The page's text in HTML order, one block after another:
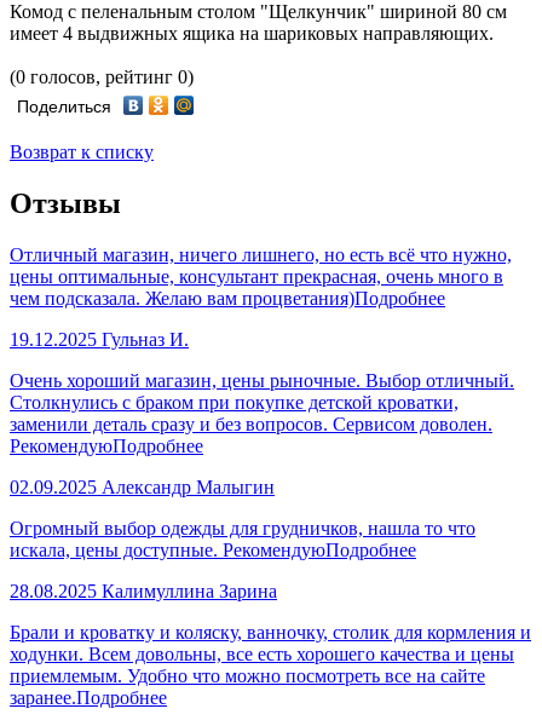
Комод с пеленальным столом "Щелкунчик" шириной 80 см
имеет 4 выдвижных ящика на шариковых направляющих.
(0 голосов, рейтинг 0)
Поделиться
Возврат к списку
Отзывы
Отличный магазин, ничего лишнего, но есть всё что нужно,
цены оптимальные, консультант прекрасная, очень много в
чем подсказала. Желаю вам процветания)Подробнее
19.12.2025 Гульназ И.
Очень хороший магазин, цены рыночные. Выбор отличный.
Столкнулись с браком при покупке детской кроватки,
заменили деталь сразу и без вопросов. Сервисом доволен.
РекомендуюПодробнее
02.09.2025 Александр Малыгин
Огромный выбор одежды для грудничков, нашла то что
искала, цены доступные. РекомендуюПодробнее
28.08.2025 Калимуллина Зарина
Брали и кроватку и коляску, ванночку, столик для кормления и
ходунки. Всем довольны, все есть хорошего качества и цены
приемлемым. Удобно что можно посмотреть все на сайте
заранее.Подробнее